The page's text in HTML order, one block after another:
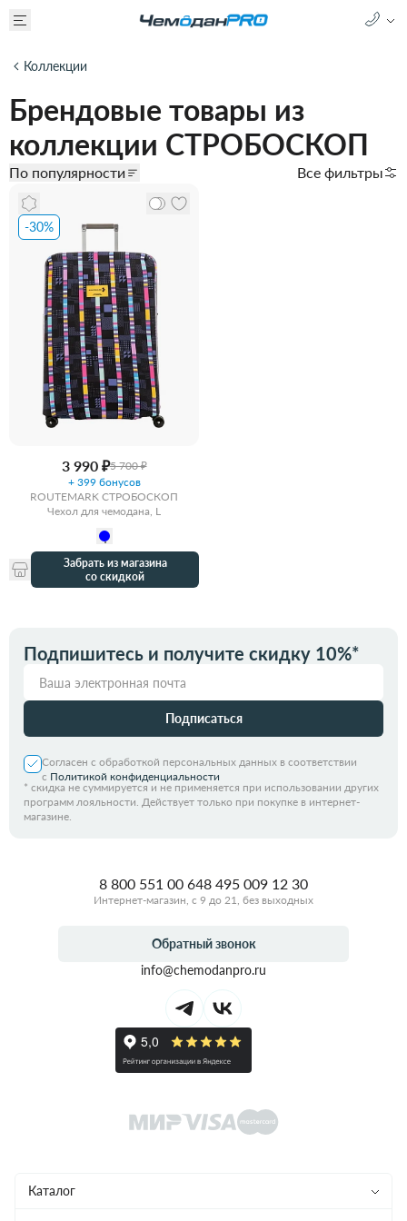
Коллекции
Брендовые товары из
коллекции СТРОБОСКОП
По популярности Все фильтры
-30%
3 990 ₽5 700 ₽
+ 399 бонусов
ROUTEMARK СТРОБОСКОП
Чехол для чемодана, L
Забрать из магазина
со скидкой
Подпишитесь и получите скидку 10%*
Подписаться
Согласен с обработкой персональных данных в соответствии
с Политикой конфиденциальности
* скидка не суммируется и не применяется при использовании других
программ лояльности. Действует только при покупке в интернет-
магазине.
Каталог
8 800 551 00 648 495 009 12 30
Интернет-магазин, с 9 до 21, без выходных
Обратный звонок
info@chemodanpro.ru